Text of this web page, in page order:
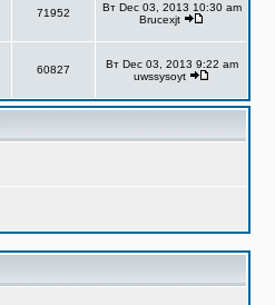
71952
Вт Dec 03, 2013 10:30 am
Brucexjt
60827
Вт Dec 03, 2013 9:22 am
uwssysoyt